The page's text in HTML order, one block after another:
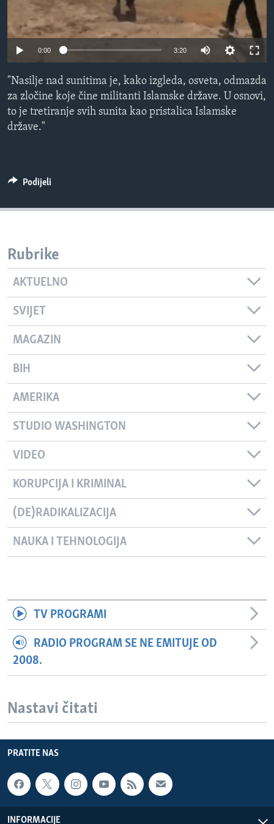
MAGAZIN
O GLASU AMERIKE
Learning English
PRATITE NAS
0:00 3:20
"Nasilje nad sunitima je, kako izgleda, osveta, odmazda
za zločine koje čine militanti Islamske države. U osnovi,
to je tretiranje svih sunita kao pristalica Islamske
države."
Podijeli
Rubrike
AKTUELNO
SVIJET
MAGAZIN
BIH
AMERIKA
STUDIO WASHINGTON
VIDEO
KORUPCIJA I KRIMINAL
(DE)RADIKALIZACIJA
NAUKA I TEHNOLOGIJA
TV PROGRAMI
RADIO PROGRAM SE NE EMITUJE OD
2008.
Nastavi čitati
PRATITE NAS
INFORMACIJE